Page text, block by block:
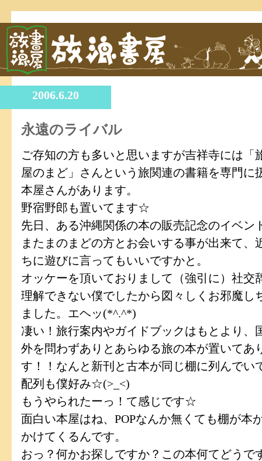
2006.6.20
永遠のライバル
ご存知の方も多いと思いますが吉祥寺には「
屋のまど」さんという旅関連の書籍を専門に
本屋さんがあります。
野宿野郎も置いてます☆
先日、ある沖縄関係の本の販売記念のイベン
またまのまどの方とお会いする事が出来て、
ちに遊びに言ってもいいですかと。
オッケーを頂いておりまして（強引に）社交
理解できない僕でしたから図々しくお邪魔し
ました。エヘッ(*^.^*)
凄い！旅行案内やガイドブックはもとより、
外を問わずありとあらゆる旅の本が置いてあ
す！！なんと新刊と古本が同じ棚に列んでい
配列も僕好み☆(>_<)
もうやられたーっ！て感じです☆
面白い本屋はね、POPなんか無くても棚が本
かけてくるんです。
おっ？何かお探しですか？この本何てどうで